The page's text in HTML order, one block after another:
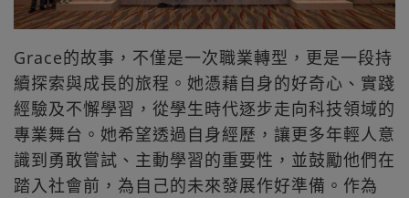
Grace的故事，不僅是一次職業轉型，更是一段持
續探索與成長的旅程。她憑藉自身的好奇心、實踐
經驗及不懈學習，從學生時代逐步走向科技領域的
專業舞台。她希望透過自身經歷，讓更多年輕人意
識到勇敢嘗試、主動學習的重要性，並鼓勵他們在
踏入社會前，為自己的未來發展作好準備。作為